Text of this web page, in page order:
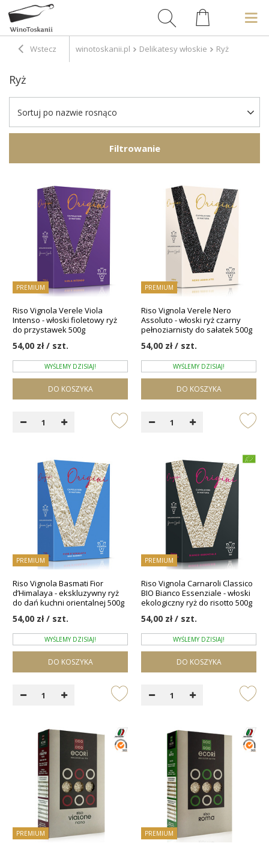
Wstecz winotoskanii.pl Delikatesy włoskie Ryż
Ryż
Sortuj po nazwie rosnąco
Filtrowanie
PREMIUM
Riso Vignola Verele Viola
Intenso - włoski fioletowy ryż
do przystawek 500g
54,00 zł / szt.
WYŚLEMY DZISIAJ!
DO KOSZYKA
PREMIUM
Riso Vignola Verele Nero
Assoluto - włoski ryż czarny
pełnoziarnisty do sałatek 500g
54,00 zł / szt.
WYŚLEMY DZISIAJ!
DO KOSZYKA
PREMIUM
Riso Vignola Basmati Fior
d’Himalaya - ekskluzywny ryż
do dań kuchni orientalnej 500g
54,00 zł / szt.
WYŚLEMY DZISIAJ!
DO KOSZYKA
PREMIUM
Riso Vignola Carnaroli Classico
BIO Bianco Essenziale - włoski
ekologiczny ryż do risotto 500g
54,00 zł / szt.
WYŚLEMY DZISIAJ!
DO KOSZYKA
PREMIUM PREMIUM